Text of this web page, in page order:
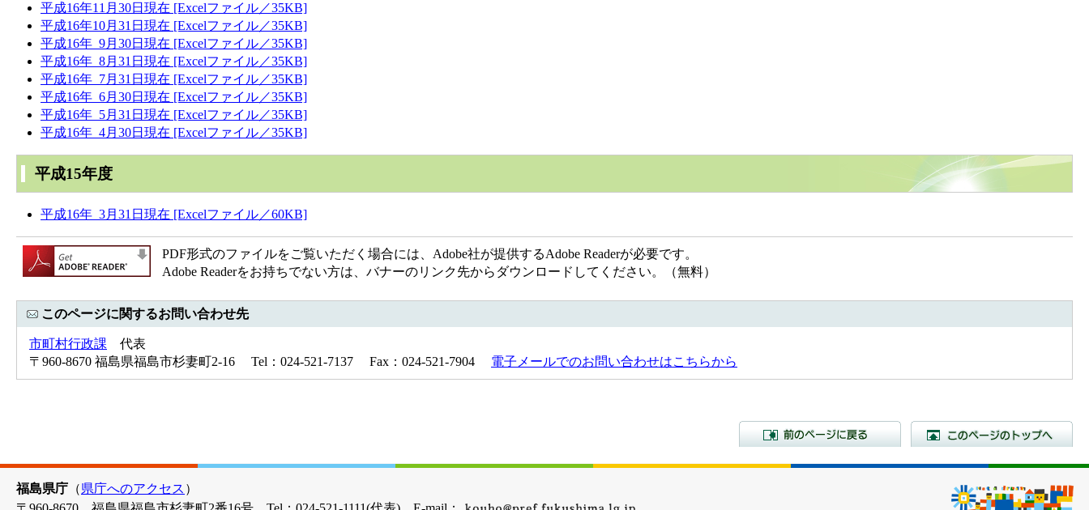
平成16年11月30日現在 [Excelファイル／35KB]
平成16年10月31日現在 [Excelファイル／35KB]
平成16年 9月30日現在 [Excelファイル／35KB]
平成16年 8月31日現在 [Excelファイル／35KB]
平成16年 7月31日現在 [Excelファイル／35KB]
平成16年 6月30日現在 [Excelファイル／35KB]
平成16年 5月31日現在 [Excelファイル／35KB]
平成16年 4月30日現在 [Excelファイル／35KB]
平成15年度
平成16年 3月31日現在 [Excelファイル／60KB]
PDF形式のファイルをご覧いただく場合には、Adobe社が提供するAdobe Readerが必要です。
Adobe Readerをお持ちでない方は、バナーのリンク先からダウンロードしてください。（無料）
このページに関するお問い合わせ先
市町村行政課 代表
〒960-8670 福島県福島市杉妻町2-16 Tel：024-521-7137 Fax：024-521-7904 電子メールでのお問い合わせはこちらから
前のページに戻る
福島県庁 （県庁へのアクセス ）